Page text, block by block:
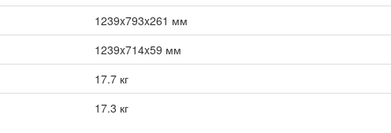
1239x793x261 мм
1239x714x59 мм
17.7 кг
17.3 кг